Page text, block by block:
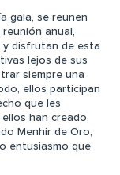
gala, se reunen
anual,
y disfrutan de esta
lejos de sus
siempre una
ellos participan
que les
han creado,
Menhir de Oro,
entusiasmo que